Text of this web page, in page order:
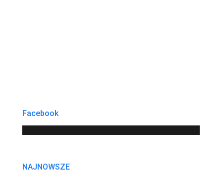
Facebook
NAJNOWSZE